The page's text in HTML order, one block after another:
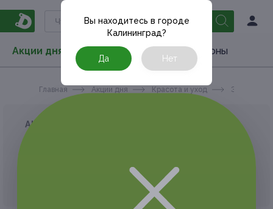
Акции дня Товары Туризм РестоКупоны
Вы находитесь в городе
Калининград?
Да Нет
Главная Акции дня Красота и уход Эпиляция
АКЦИЯ, КОТОРУЮ ВЫ ИСКАЛИ, ЗАВЕРШЕНА.
Но у Frendi есть предложения, которые
могут вам понравиться!